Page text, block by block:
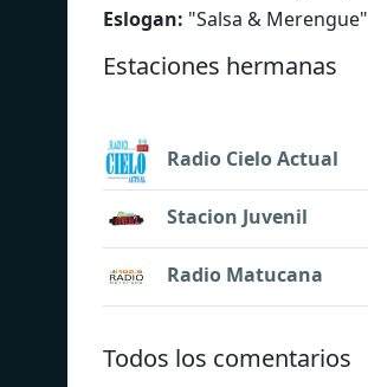
Eslogan: "Salsa & Merengue"
Estaciones hermanas
Radio Cielo Actual
Stacion Juvenil
Radio Matucana
Todos los comentarios